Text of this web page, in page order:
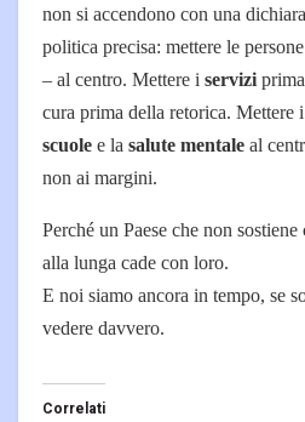
non si accendono con una
politica precisa: mettere le
– al centro. Mettere i servizi
cura prima della retorica. Mettere
scuole e la salute mentale al
non ai margini.
Perché un Paese che non
alla lunga cade con loro.
E noi siamo ancora in tempo, se
vedere davvero.
Correlati